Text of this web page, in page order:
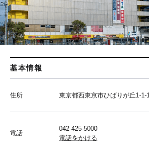
基本情報
住所 東京都西東京市ひばりが丘1-1-1
電話
042-425-5000
電話をかける